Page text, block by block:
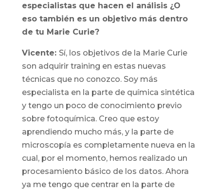
especialistas que hacen el análisis ¿O
eso también es un objetivo más dentro
de tu Marie Curie?
Vicente: Sí, los objetivos de la Marie Curie
son adquirir training en estas nuevas
técnicas que no conozco. Soy más
especialista en la parte de química sintética
y tengo un poco de conocimiento previo
sobre fotoquímica. Creo que estoy
aprendiendo mucho más, y la parte de
microscopía es completamente nueva en la
cual, por el momento, hemos realizado un
procesamiento básico de los datos. Ahora
ya me tengo que centrar en la parte de